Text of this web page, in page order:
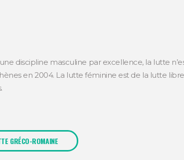
discipline masculine par excellence, la lutte
en 2004. La lutte féminine est de la lutte
GRÉCO-ROMAINE